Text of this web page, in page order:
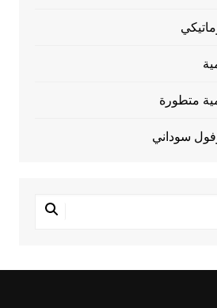
متطورة
سوداني